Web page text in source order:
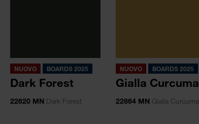
NUOVO BOARDS 2025
Dark Forest
22620 MN Dark Forest
NUOVO BOARDS 2025
Gialla Curcuma
22864 MN Gialla Curcuma